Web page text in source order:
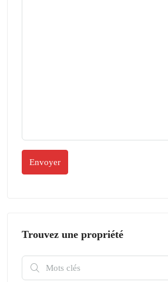
Trouvez une propriété